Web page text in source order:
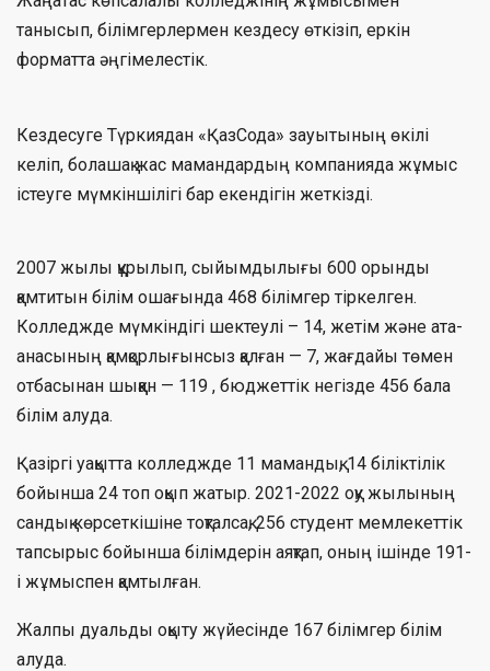
танысып, білімгерлермен кездесу өткізіп, еркін
форматта әңгімелестік.
Кездесуге Түркиядан «ҚазСода» зауытының өкілі
келіп, болашақ жас мамандардың компанияда жұмыс
істеуге мүмкіншілігі бар екендігін жеткізді.
2007 жылы құрылып, сыйымдылығы 600 орынды
қамтитын білім ошағында 468 білімгер тіркелген.
Колледжде мүмкіндігі шектеулі – 14, жетім және ата-
анасының қамқорлығынсыз қалған — 7, жағдайы төмен
отбасынан шыққан — 119 , бюджеттік негізде 456 бала
білім алуда.
Қазіргі уақытта колледжде 11 мамандық, 14 біліктілік
бойынша 24 топ оқып жатыр. 2021-2022 оқу жылының
сандық көрсеткішіне тоқталсақ, 256 студент мемлекеттік
тапсырыс бойынша білімдерін аяқтап, оның ішінде 191-
і жұмыспен қамтылған.
Жалпы дуальды оқыту жүйесінде 167 білімгер білім
алуда.